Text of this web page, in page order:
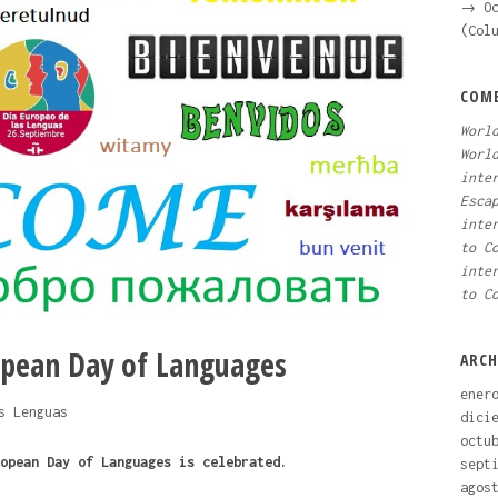
Day of Languages
Day of Languages ​​is celebrated.
→
to
to